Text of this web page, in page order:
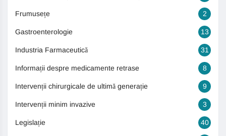
Frumusețe 2
Gastroenterologie 13
Industria Farmaceutică 31
Informații despre medicamente retrase 8
Intervenții chirurgicale de ultimă generație 9
Intervenții minim invazive 3
Legislație 40